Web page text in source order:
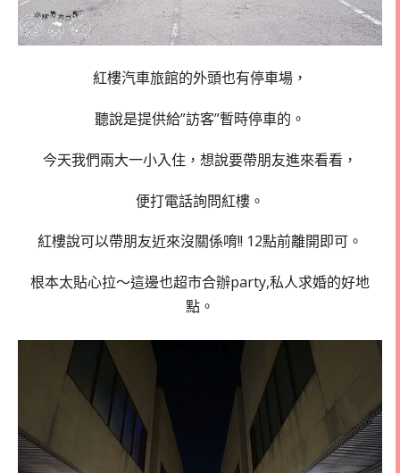
紅樓汽車旅館的外頭也有停車場，
聽說是提供給”訪客”暫時停車的。
今天我們兩大一小入住，想說要帶朋友進來看看，
便打電話詢問紅樓。
紅樓說可以帶朋友近來沒關係唷!! 12點前離開即可。
根本太貼心拉～這邊也超市合辦party,私人求婚的好地
點。